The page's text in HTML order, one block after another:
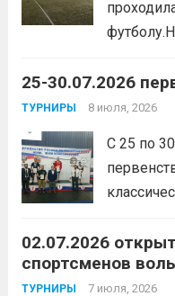
образа
всех
мячом и
25-30.07.2026
ТУРНИРЫ 8 июля, 2026
С 25 по
(тренер
02.07.2026
спортсменов
ТУРНИРЫ 7 июля, 2026